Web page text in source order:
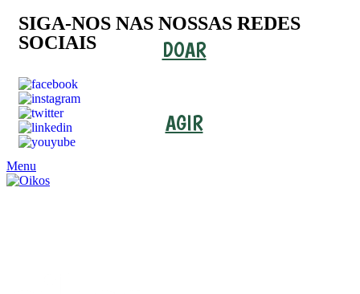
DOAR
AGIR
Menu
SIGA-NOS NAS NOSSAS REDES
SOCIAIS